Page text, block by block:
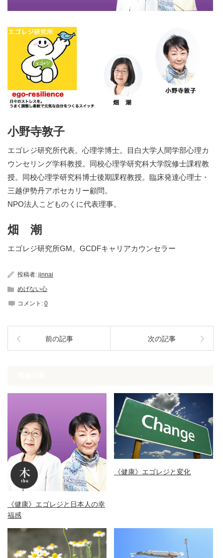
小野寺敦子
エゴレジ研究所代表。心理学博士。目白大学人間学部心理カ
ウンセリング学科教授。同校心理学研究科大学院修士課程教
授。同校心理学研究科博士後期課程教授。臨床発達心理士・
三越伊勢丹アポセカリー顧問。
NPO法人こどものくに代表理事。
畑 潮
エゴレジ研究所GM。GCDFキャリアカウンセラー
投稿者: jinnai
めげない心
コメント: 0
前の記事 次の記事
《健康》エゴレジと日本人の幸
福感
《健康》エゴレジと変化